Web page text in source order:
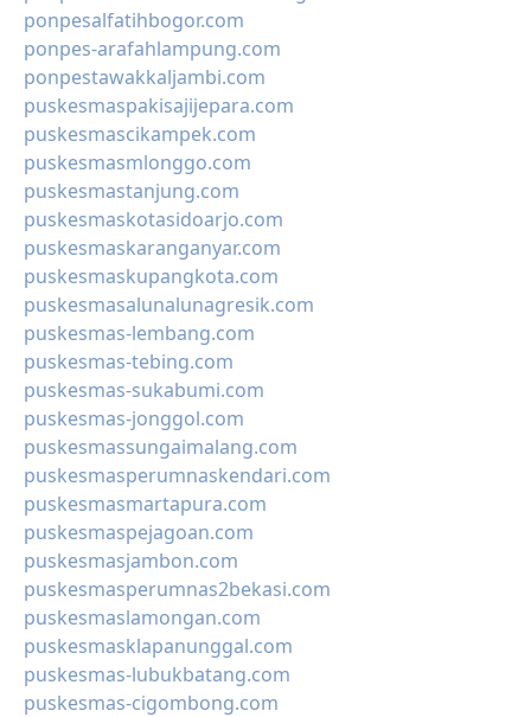
ponpesalfatihbogor.com
ponpes-arafahlampung.com
ponpestawakkaljambi.com
puskesmaspakisajijepara.com
puskesmascikampek.com
puskesmasmlonggo.com
puskesmastanjung.com
puskesmaskotasidoarjo.com
puskesmaskaranganyar.com
puskesmaskupangkota.com
puskesmasalunalunagresik.com
puskesmas-lembang.com
puskesmas-tebing.com
puskesmas-sukabumi.com
puskesmas-jonggol.com
puskesmassungaimalang.com
puskesmasperumnaskendari.com
puskesmasmartapura.com
puskesmaspejagoan.com
puskesmasjambon.com
puskesmasperumnas2bekasi.com
puskesmaslamongan.com
puskesmasklapanunggal.com
puskesmas-lubukbatang.com
puskesmas-cigombong.com